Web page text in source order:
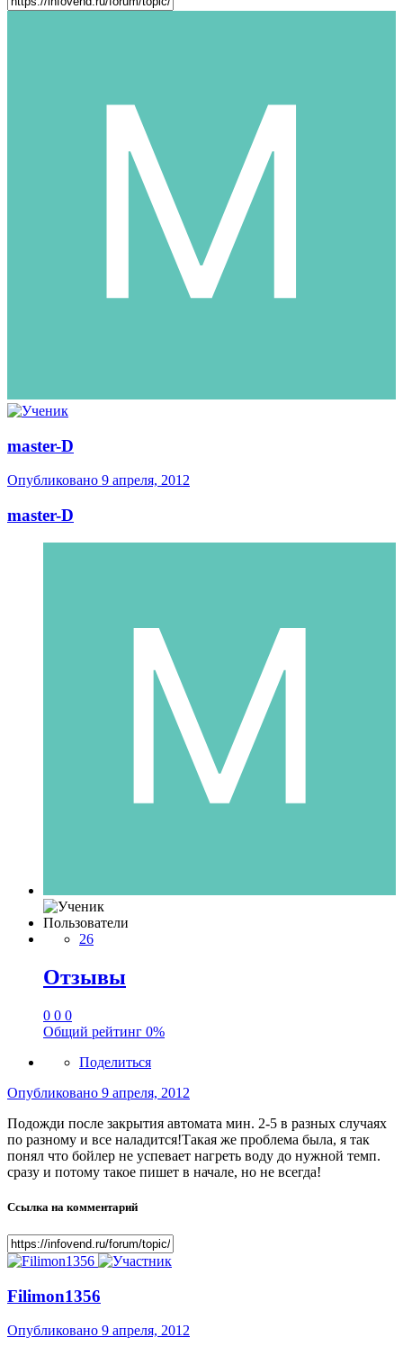
master-D
Опубликовано 9 апреля, 2012
master-D
Пользователи
26
Отзывы
0 0 0
Общий рейтинг 0%
Поделиться
Опубликовано 9 апреля, 2012
Подожди после закрытия автомата мин. 2-5 в разных случаях
по разному и все наладится!Такая же проблема была, я так
понял что бойлер не успевает нагреть воду до нужной темп.
сразу и потому такое пишет в начале, но не всегда!
Ссылка на комментарий
Filimon1356
Опубликовано 9 апреля, 2012